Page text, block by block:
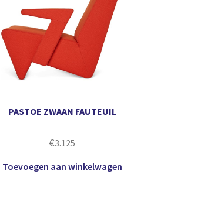
PASTOE ZWAAN FAUTEUIL
€3.125
Toevoegen aan winkelwagen